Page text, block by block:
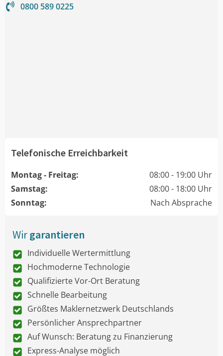
0800 589 0225
Telefonische Erreichbarkeit
Montag - Freitag:
08:00 - 19:00 Uhr
Samstag:
08:00 - 18:00 Uhr
Sonntag:
Nach Absprache
Wirgarantieren
Individuelle Wertermittlung
Hochmoderne Technologie
Qualifizierte Vor-Ort Beratung
Schnelle Bearbeitung
Größtes Maklernetzwerk Deutschlands
Persönlicher Ansprechpartner
Auf Wunsch: Beratung zu Finanzierung
Express-Analyse möglich